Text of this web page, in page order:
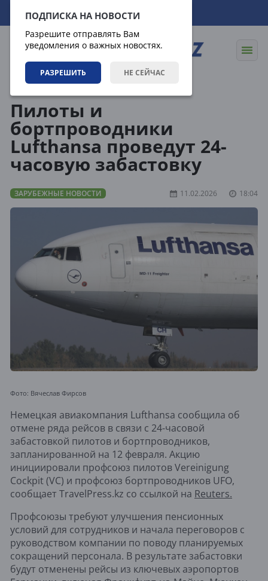
ПОДПИСКА НА НОВОСТИ
Разрешите отправлять Вам
уведомления о важных новостях.
РАЗРЕШИТЬ НЕ СЕЙЧАС
08.08.2026 23:00:20
Пилоты и
бортпроводники
Lufthansa проведут 24-
часовую забастовку
ЗАРУБЕЖНЫЕ НОВОСТИ 11.02.2026 18:04
Фото: Вячеслав Фирсов
Немецкая авиакомпания Lufthansa сообщила об
отмене ряда рейсов в связи с 24-часовой
забастовкой пилотов и бортпроводников,
запланированной на 12 февраля. Акцию
инициировали профсоюз пилотов Vereinigung
Cockpit (VC) и профсоюз бортпроводников UFO,
сообщает TravelPress.kz со ссылкой на Reuters.
Профсоюзы требуют улучшения пенсионных
условий для сотрудников и начала переговоров с
руководством компании по поводу планируемых
сокращений персонала. В результате забастовки
будут отменены рейсы из ключевых аэропортов